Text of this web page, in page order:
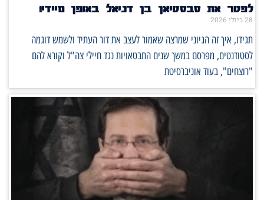
לפטר את סבסטיאן בן דניאל באופן מיידי!
28 ביולי 2026
תגידו, איך זה הגיוני שמרצה שאמור לעצב את דור העתיד ולשמש דוגמה
לסטודנטים, מפרסם במשך שנים התבטאויות נגד חיילי צה"ל וקורא להם
"רוצחים", בעוד אוניברסיטת